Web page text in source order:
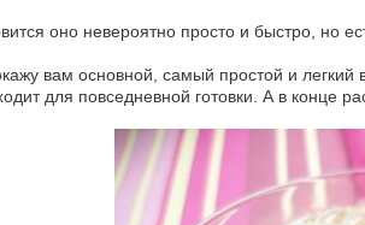
оно невероятно просто и быстро, но
вам основной, самый простой и легкий
для повседневной готовки. А в конце